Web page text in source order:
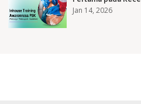
Jan 14, 2026